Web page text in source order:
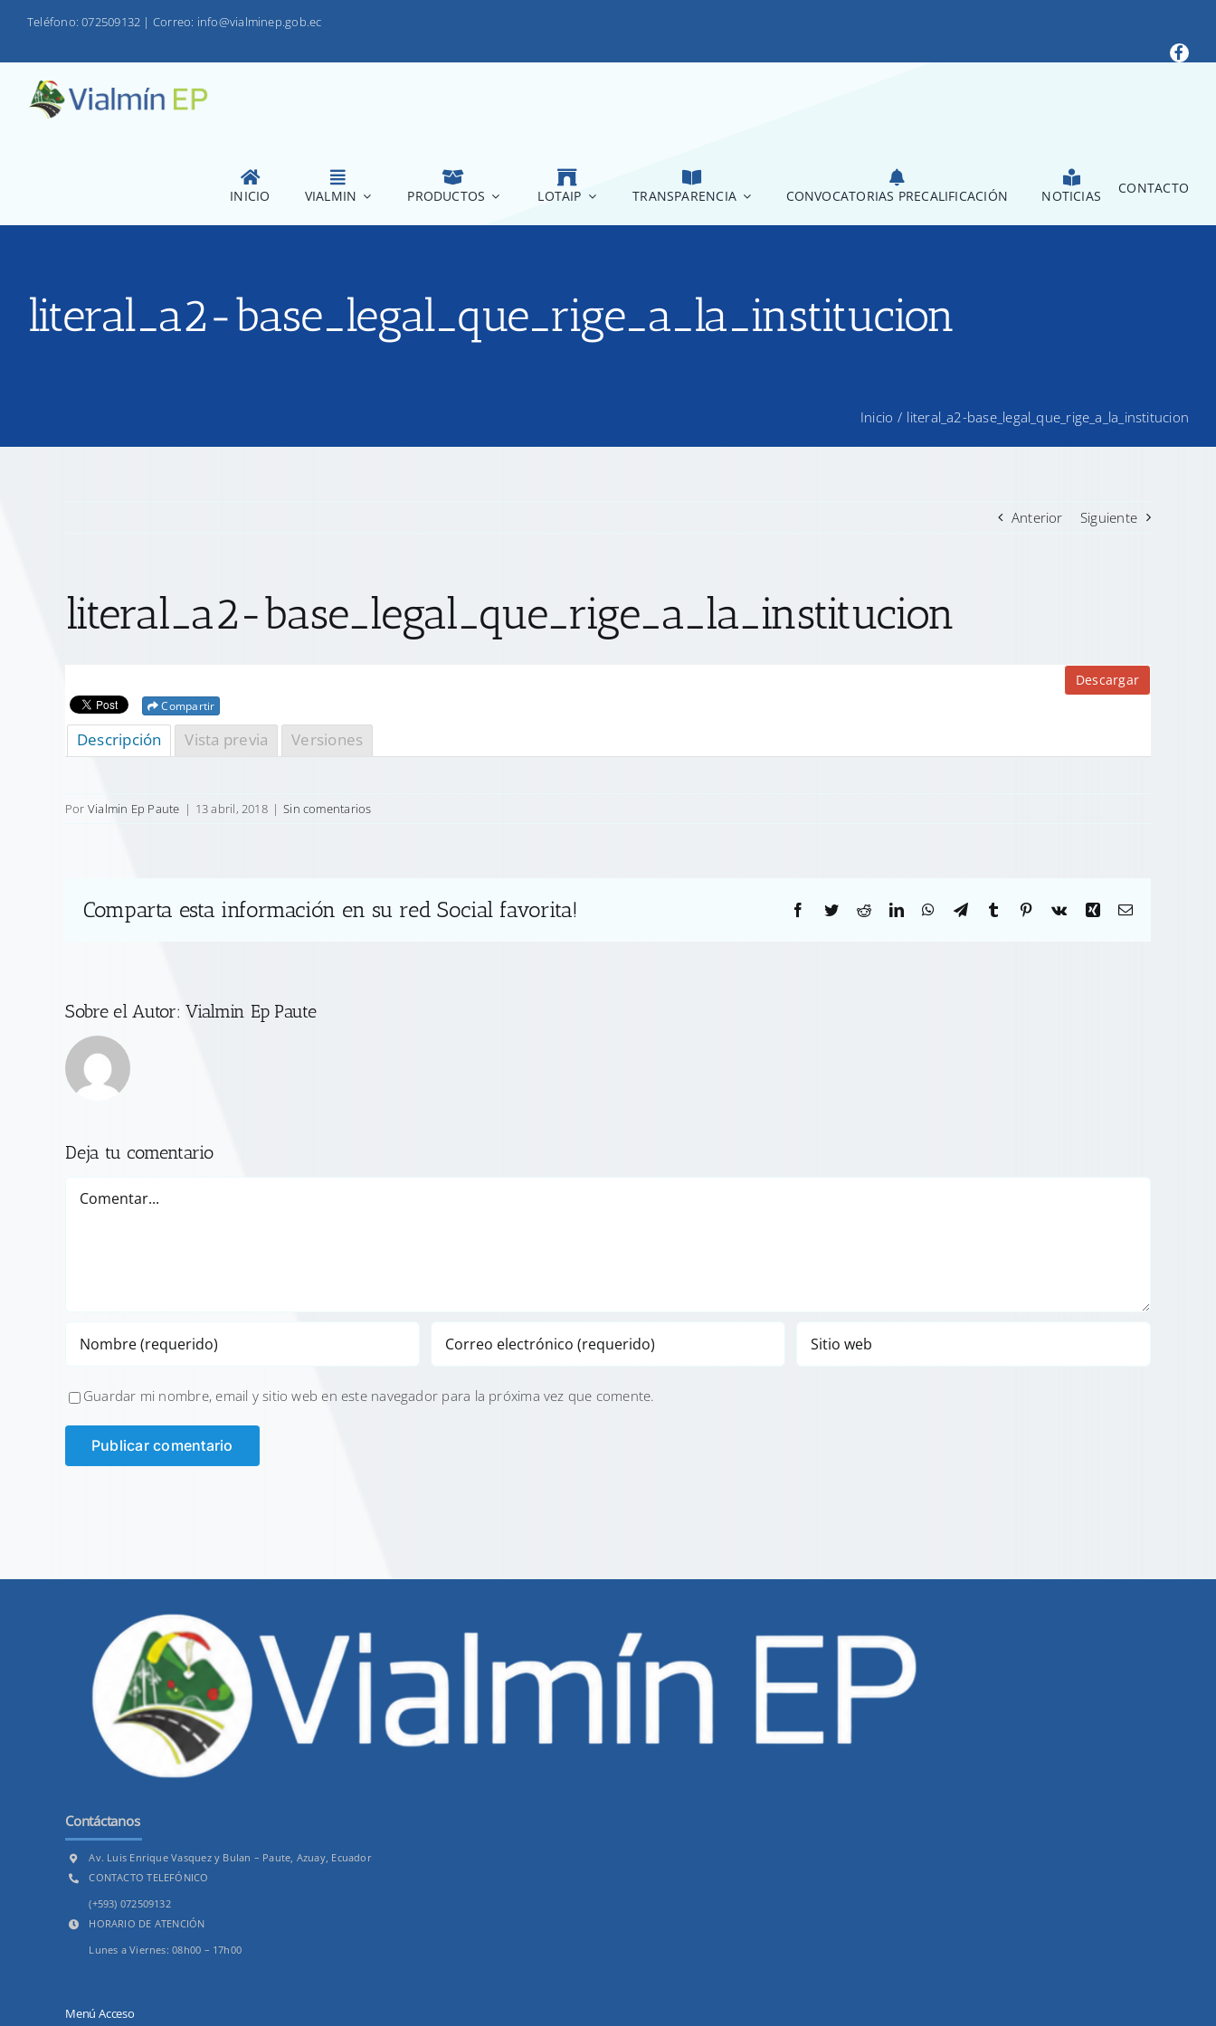
Teléfono: 072509132 | Correo: info@vialminep.gob.ec
INICIO VIALMIN PRODUCTOS LOTAIP TRANSPARENCIA CONVOCATORIAS PRECALIFICACIÓN NOTICIAS CONTACTO
literal_a2-base_legal_que_rige_a_la_institucion
Inicio / literal_a2-base_legal_que_rige_a_la_institucion
Anterior Siguiente
literal_a2-base_legal_que_rige_a_la_institucion
Descargar
Compartir
Descripción Vista previa Versiones
Por Vialmin Ep Paute | 13 abril, 2018 | Sin comentarios
Comparta esta información en su red Social favorita! Facebook
TwitterRedditLinkedInWhatsApp
TelegramTumblr Pinterest
Vk Xing Correo
Sobre el Autor:Vialmin Ep Paute
Deja tu comentario
Guardar mi nombre, email y sitio web en este navegador para la próxima vez que comente.
Contáctanos
Av. Luis Enrique Vasquez y Bulan – Paute, Azuay, Ecuador
CONTACTO TELEFÓNICO
(+593) 072509132
HORARIO DE ATENCIÓN
Lunes a Viernes: 08h00 – 17h00
Menú Acceso